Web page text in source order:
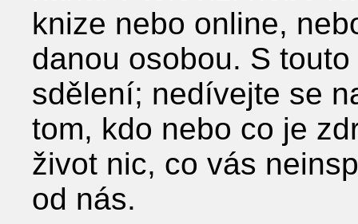
knize nebo online,
danou osobou. S
sdělení; nedívejte se
tom, kdo nebo co je
život nic, co vás
od nás.